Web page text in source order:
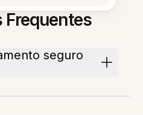
Frequentes
seguro